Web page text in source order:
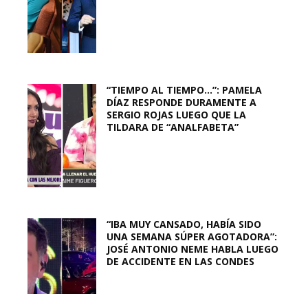
“TIEMPO AL TIEMPO…”: PAMELA
DÍAZ RESPONDE DURAMENTE A
SERGIO ROJAS LUEGO QUE LA
TILDARA DE “ANALFABETA”
“IBA MUY CANSADO, HABÍA SIDO
UNA SEMANA SÚPER AGOTADORA”:
JOSÉ ANTONIO NEME HABLA LUEGO
DE ACCIDENTE EN LAS CONDES